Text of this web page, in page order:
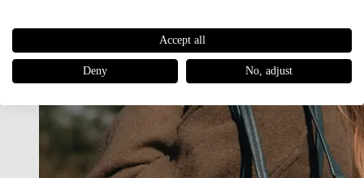
Accept all
Deny No, adjust